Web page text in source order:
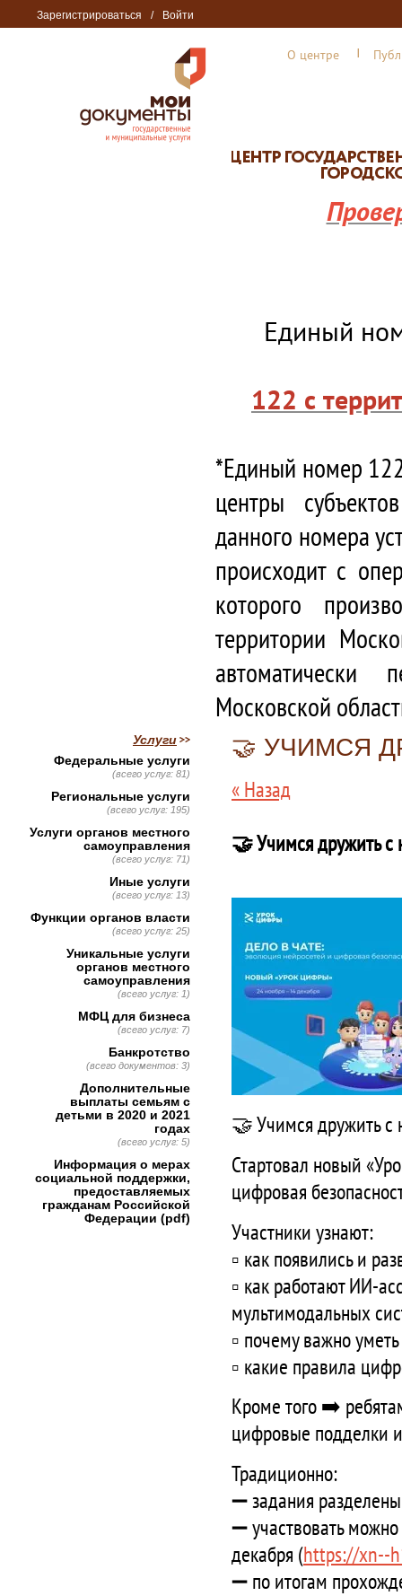
Зарегистрироваться / Войти
О центре
Единый
122 с
*Единый номер
центры
данного номера
происходит с
которого
территории
автоматически
Московской
🤝 УЧИМСЯ
« Назад
🤝 Учимся дружить с
🤝 Учимся дружить с
Стартовал новый
цифровая
Участники узнают:
▫️ как появились и
▫️ как работают ИИ-
мультимодальных
▫️ почему важно
▫️ какие правила
Кроме того ➡️
цифровые подделки
Традиционно:
➖ задания
➖ участвовать
декабря (https://xn--
➖ по итогам
Услуги
Федеральные услуги
(всего услуг: 81)
Региональные услуги
(всего услуг: 195)
Услуги органов местного
самоуправления
(всего услуг: 71)
Иные услуги
(всего услуг: 13)
Функции органов власти
(всего услуг: 25)
Уникальные услуги
органов местного
самоуправления
(всего услуг: 1)
МФЦ для бизнеса
(всего услуг: 7)
Банкротство
(всего документов: 3)
Дополнительные
выплаты семьям с
детьми в 2020 и 2021
годах
(всего услуг: 5)
Информация о мерах
социальной поддержки,
предоставляемых
гражданам Российской
Федерации (pdf)